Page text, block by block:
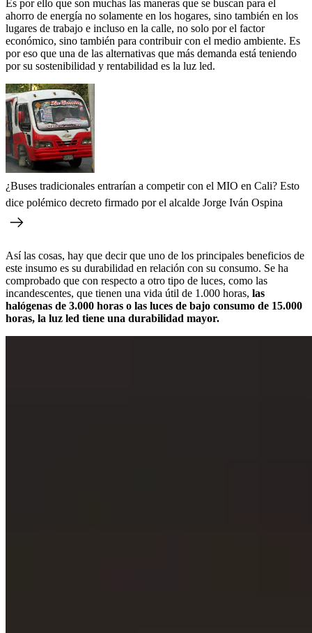
Es por ello que son muchas las maneras que se buscan para el
ahorro de energía no solamente en los hogares, sino también en los
lugares de trabajo e incluso en la calle, no solo por el factor
económico, sino también para contribuir con el medio ambiente. Es
por eso que una de las alternativas que más demanda está teniendo
por su sostenibilidad y rentabilidad es la luz led.
¿Buses tradicionales entrarían a competir con el MIO en Cali? Esto
dice polémico decreto firmado por el alcalde Jorge Iván Ospina
Así las cosas, hay que decir que uno de los principales beneficios de
este insumo es su durabilidad en relación con su consumo. Se ha
comprobado que con respecto a otro tipo de luces, como las
incandescentes, que tienen una vida útil de 1.000 horas, las
halógenas de 3.000 horas o las luces de bajo consumo de 15.000
horas, la luz led tiene una durabilidad mayor.